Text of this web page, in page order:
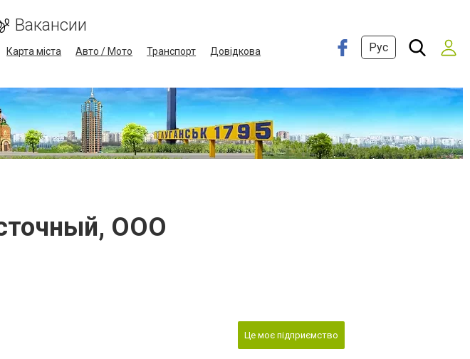
Вакансии
Карта міста Авто / Мото Транспорт
Довідкова
Рус
ООО
Це моє підприємство